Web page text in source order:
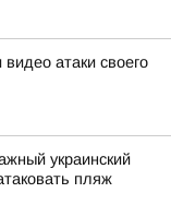
атаки своего
украинский
пляж